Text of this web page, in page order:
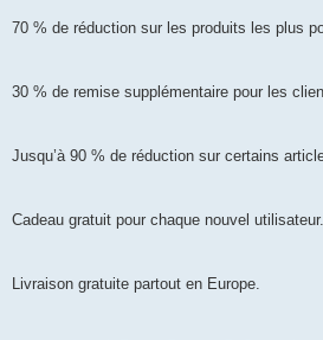
70 % de réduction sur les produits les plus
30 % de remise supplémentaire pour les
Jusqu’à 90 % de réduction sur certains
Cadeau gratuit pour chaque nouvel utilisateur.
Livraison gratuite partout en Europe.